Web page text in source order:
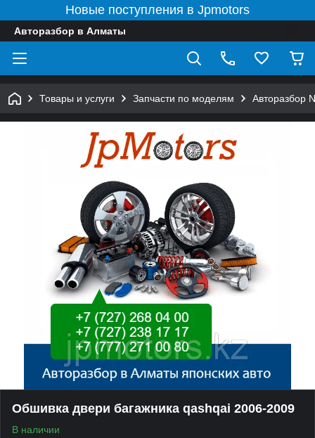
Новые поступления в Jpmotors
Авторазбор в Алматы
Товары и услуги Запчасти по моделям Авторазбор
Обшивка двери багажника qashqai 2006-2009
В наличии